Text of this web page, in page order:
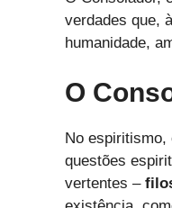
verdades que,
humanidade,
O
No espiritismo,
questões
vertentes –